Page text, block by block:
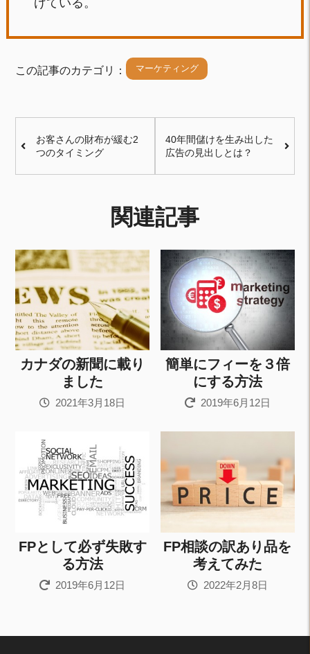
げている。
この記事のカテゴリ： マーケティング
お客さんの財布が緩む2
つのタイミング
40年間儲けを生み出した
広告の見出しとは？
関連記事
カナダの新聞に載り
ました
2021年3月18日
簡単にフィーを３倍
にする方法
2019年6月12日
FPとして必ず失敗す
る方法
2019年6月12日
FP相談の訳あり品を
考えてみた
2022年2月8日